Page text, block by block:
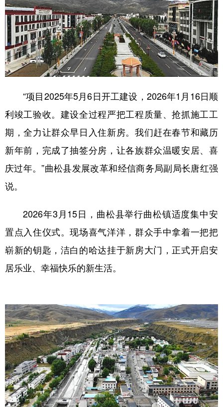
“项目2025年5月6日开工建设，2026年1月16日顺
利竣工验收。建设全过程严把工程质量、抢抓施工工
期，全力让群众早日入住新房。我们赶在春节和藏历
新年前，完成了抽签分房，让各族群众温暖安居、喜
庆过年。”曲松县发展改革和经信商务局副局长唐红强
说。
2026年3月15日，曲松县举行曲松镇适度集中安
置点入住仪式。现场喜气洋洋，群众手中拿着一把把
崭新的钥匙，洁白的哈达挂于新房大门，正式开启安
居乐业、幸福快乐的新生活。